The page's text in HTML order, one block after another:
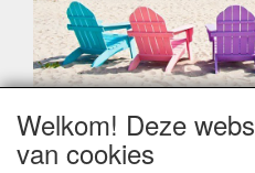
Geachte klant,
Zoals elk jaar zorgt de
Welkom! Deze
van cookies